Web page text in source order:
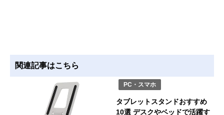
関連記事はこちら
PC・スマホ
タブレットスタンドおすすめ
10選 デスクやベッドで活躍す